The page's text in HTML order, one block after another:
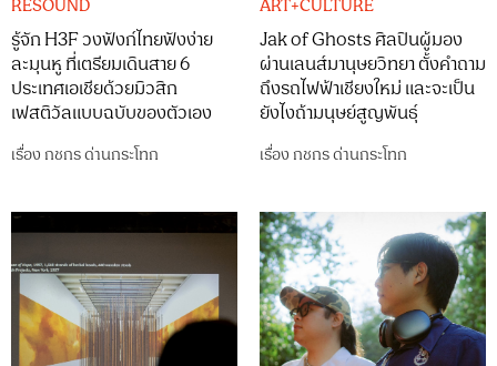
RESOUND
รู้จัก H3F วงฟังก์ไทยฟังง่าย
ละมุนหู ที่เตรียมเดินสาย 6
ประเทศเอเชียด้วยมิวสิก
เฟสติวัลแบบฉบับของตัวเอง
เรื่อง กชกร ด่านกระโทก
ART+CULTURE
Jak of Ghosts ศิลปินผู้มอง
ผ่านเลนส์มานุษยวิทยา ตั้งคำถาม
ถึงรถไฟฟ้าเชียงใหม่ และจะเป็น
ยังไงถ้ามนุษย์สูญพันธุ์
เรื่อง กชกร ด่านกระโทก